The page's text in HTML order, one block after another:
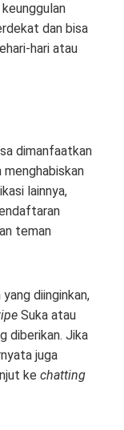
dan bisa
hari atau
dimanfaatkan
lainnya,
teman
diinginkan,
Suka atau
diberikan. Jika
juga
ke chatting